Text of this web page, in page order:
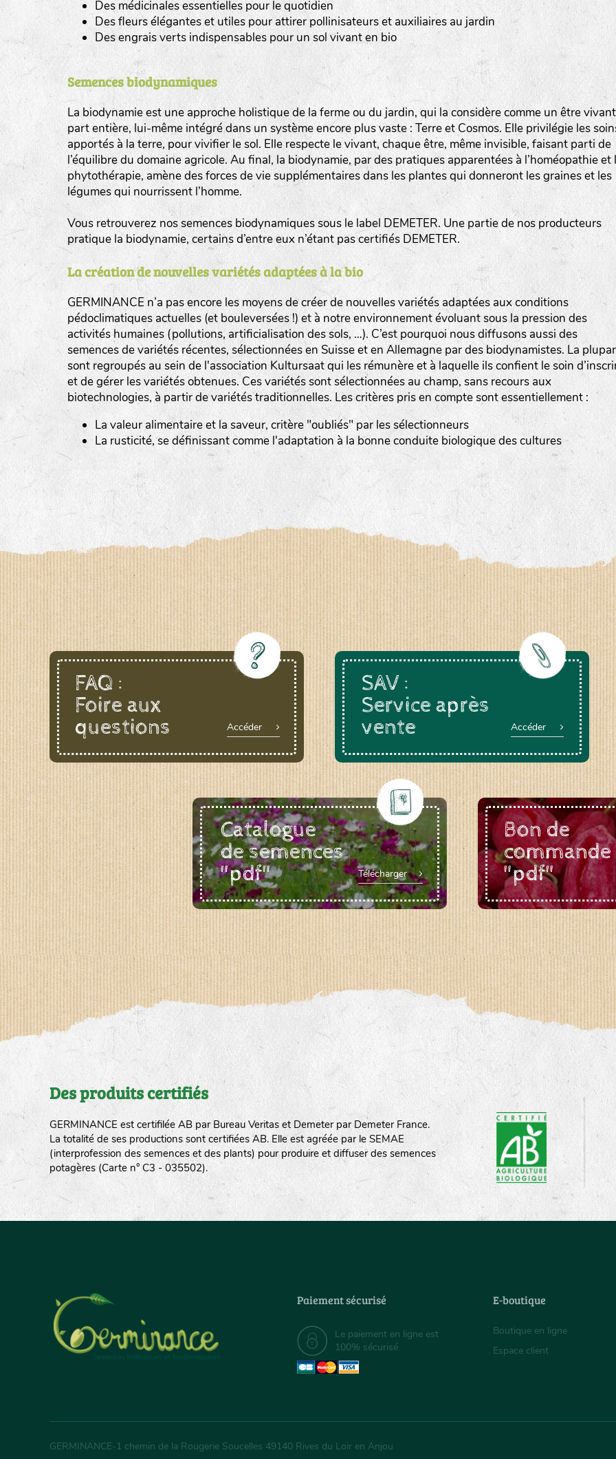
Des médicinales essentielles pour le quotidien
Des fleurs élégantes et utiles pour attirer pollinisateurs et auxiliaires au jardin
Des engrais verts indispensables pour un sol vivant en bio
Semences biodynamiques
La biodynamie est une approche holistique de la ferme ou du jardin, qui la considère comme un être
part entière, lui-même intégré dans un système encore plus vaste : Terre et Cosmos. Elle privilégie les
apportés à la terre, pour vivifier le sol. Elle respecte le vivant, chaque être, même invisible, faisant parti de
l’équilibre du domaine agricole. Au final, la biodynamie, par des pratiques apparentées à l’homéopathie et
phytothérapie, amène des forces de vie supplémentaires dans les plantes qui donneront les graines et les
légumes qui nourrissent l’homme.
Vous retrouverez nos semences biodynamiques sous le label DEMETER. Une partie de nos producteurs
pratique la biodynamie, certains d’entre eux n’étant pas certifiés DEMETER.
La création de nouvelles variétés adaptées à la bio
GERMINANCE n’a pas encore les moyens de créer de nouvelles variétés adaptées aux conditions
pédoclimatiques actuelles (et bouleversées !) et à notre environnement évoluant sous la pression des
activités humaines (pollutions, artificialisation des sols, …). C’est pourquoi nous diffusons aussi des
semences de variétés récentes, sélectionnées en Suisse et en Allemagne par des biodynamistes. La
sont regroupés au sein de l'association Kultursaat qui les rémunère et à laquelle ils confient le soin
et de gérer les variétés obtenues. Ces variétés sont sélectionnées au champ, sans recours aux
biotechnologies, à partir de variétés traditionnelles. Les critères pris en compte sont essentiellement :
La valeur alimentaire et la saveur, critère "oubliés" par les sélectionneurs
La rusticité, se définissant comme l'adaptation à la bonne conduite biologique des cultures
BINGENHEIMER SAATGUT (BGH)
www.bingenheimersaatgut.de
DE BOLSTER (DBO)
www.bolster.nl
GRAINE DEL PAÏS (GDP)
www.grainesdelpais.com
JARDIN EN’VIE (JEV)
LA BOITE A GRAINES (LBAG)
www.laboiteagraines.com
L’AUBEPIN (PDO)
www.aubepin.fr
LE BIAU GERME (LBG)
www.biaugerme.com
SATIVA RHEINAU (SAD)
www.sativa-rheinau.ch
SEMAILLES (SEM)
www.semaille.com
BEL : Code de la variété
(Ici Belle de nuit)
20 : Année de récolte
(ici 2020)
BPA : Initiales du producteur ou du fournisseur de
semence.
1 : Numéro d’ordre du lot
A : Sans calibre.
: Gros
: Moyen calibre
P: Petit calibre
animaux sauvages
biodiversité cultivée
Légumes feuilles
Légumes racines
Plantes aromatiques
FAQ :
Foire aux
questions
Accéder
SAV :
Service après
vente
Accéder
Catalogue
de semences
"pdf"
Télécharger
Bon de
commande
"pdf"
Des produits certifiés
GERMINANCE est certifilée AB par Bureau Veritas et Demeter par Demeter France.
La totalité de ses productions sont certifiées AB. Elle est agréée par le SEMAE
(interprofession des semences et des plants) pour produire et diffuser des semences
potagères (Carte n° C3 - 035502).
Paiement sécurisé
Le paiement en ligne est
100% sécurisé
E-boutique
Boutique en ligne
Espace client
GERMINANCE-1 chemin de la Rougerie Soucelles 49140 Rives du Loir en Anjou